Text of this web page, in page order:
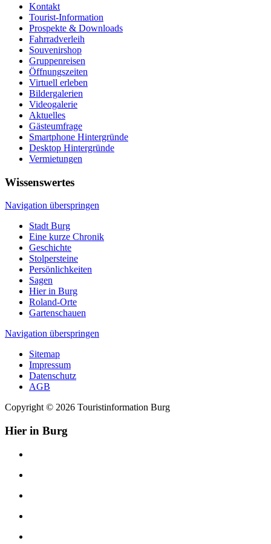
Kontakt
Tourist-Information
Prospekte & Downloads
Fahrradverleih
Souvenirshop
Gruppenreisen
Öffnungszeiten
Virtuell erleben
Bildergalerien
Videogalerie
Aktuelles
Gästeumfrage
Smartphone Hintergründe
Desktop Hintergründe
Vermietungen
Wissenswertes
Navigation überspringen
Stadt Burg
Eine kurze Chronik
Geschichte
Stolpersteine
Persönlichkeiten
Sagen
Hier in Burg
Roland-Orte
Gartenschauen
Navigation überspringen
Sitemap
Impressum
Datenschutz
AGB
Copyright © 2026 Touristinformation Burg
Hier in Burg